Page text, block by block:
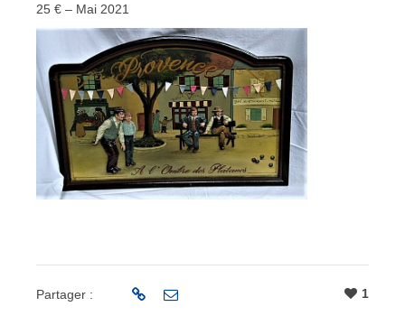
25 € – Mai 2021
Partager : 1